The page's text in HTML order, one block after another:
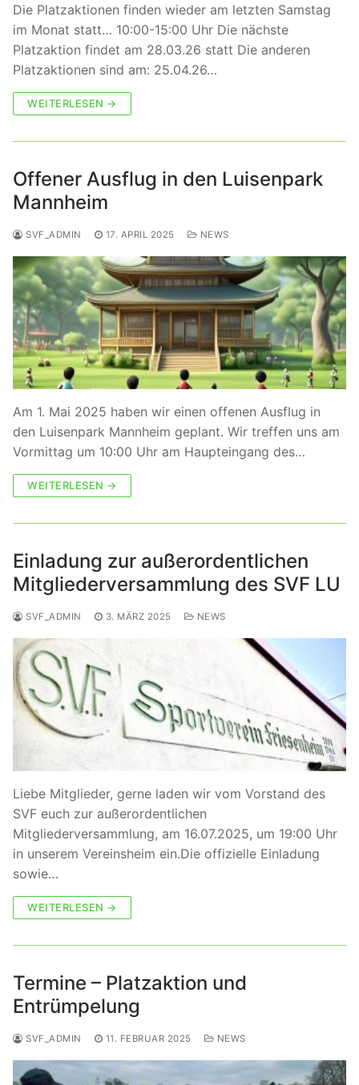
Die Platzaktionen finden wieder am letzten Samstag
im Monat statt… 10:00-15:00 Uhr Die nächste
Platzaktion findet am 28.03.26 statt Die anderen
Platzaktionen sind am: 25.04.26…
WEITERLESEN →
Offener Ausflug in den Luisenpark
Mannheim
SVF_ADMIN 17. APRIL 2025 NEWS
Am 1. Mai 2025 haben wir einen offenen Ausflug in
den Luisenpark Mannheim geplant. Wir treffen uns am
Vormittag um 10:00 Uhr am Haupteingang des…
WEITERLESEN →
Einladung zur außerordentlichen
Mitgliederversammlung des SVF LU
SVF_ADMIN 3. MÄRZ 2025 NEWS
Liebe Mitglieder, gerne laden wir vom Vorstand des
SVF euch zur außerordentlichen
Mitgliederversammlung, am 16.07.2025, um 19:00 Uhr
in unserem Vereinsheim ein.Die offizielle Einladung
sowie…
WEITERLESEN →
Termine – Platzaktion und
Entrümpelung
SVF_ADMIN 11. FEBRUAR 2025 NEWS